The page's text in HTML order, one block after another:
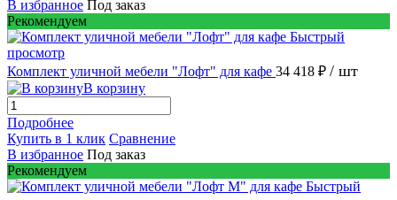
В избранное Под заказ
Рекомендуем
Быстрый
просмотр
Комплект уличной мебели "Лофт" для кафе 34 418 ₽ / шт
В корзину
Подробнее
Купить в 1 клик Сравнение
В избранное Под заказ
Рекомендуем
Быстрый